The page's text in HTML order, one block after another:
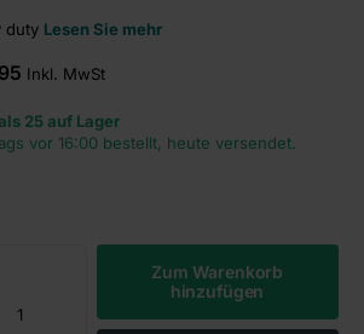
duty Lesen Sie mehr
Inkl. MwSt
25 auf Lager
vor 16:00 bestellt, heute versendet.
Zum Warenkorb
hinzufügen